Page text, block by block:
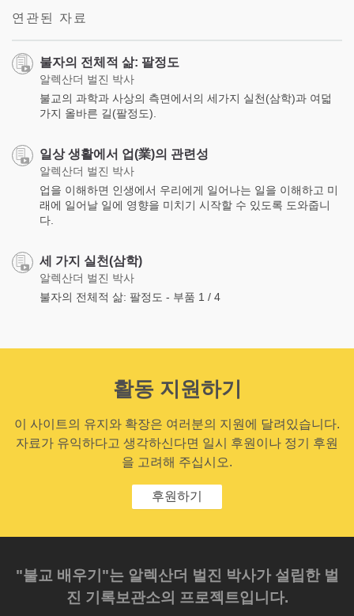
연관된 자료
불자의 전체적 삶: 팔정도
알렉산더 벌진 박사
불교의 과학과 사상의 측면에서의 세가지 실천(삼학)과 여덟
가지 올바른 길(팔정도).
일상 생활에서 업(業)의 관련성
알렉산더 벌진 박사
업을 이해하면 인생에서 우리에게 일어나는 일을 이해하고 미
래에 일어날 일에 영향을 미치기 시작할 수 있도록 도와줍니
다.
세 가지 실천(삼학)
알렉산더 벌진 박사
불자의 전체적 삶: 팔정도 - 부품 1 / 4
활동 지원하기
이 사이트의 유지와 확장은 여러분의 지원에 달려있습니다.
자료가 유익하다고 생각하신다면 일시 후원이나 정기 후원
을 고려해 주십시오.
후원하기
"불교 배우기"는 알렉산더 벌진 박사가 설립한 벌
진 기록보관소의 프로젝트입니다.